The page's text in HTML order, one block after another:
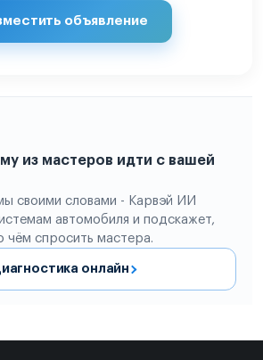
объявление
из мастеров идти с вашей
своими словами - Карвэй ИИ
автомобиля и подскажет,
чём спросить мастера.
онлайн